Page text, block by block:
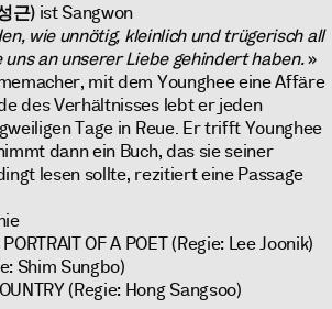
근)ist Sangwon
wie unnötig, kleinlich und trügerisch all
uns an unserer Liebe gehindert haben.»
mit dem Younghee eine Affäre
des Verhältnisses lebt er jeden
Tage in Reue. Er trifft Younghee
dann ein Buch, das sie seiner
lesen sollte, rezitiert eine Passage
OF A POET (Regie: Lee Joonik)
Shim Sungbo)
(Regie: Hong Sangsoo)